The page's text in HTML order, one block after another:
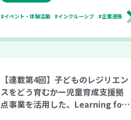
#イベント・体験活動 #インクルーシブ #企業連携
【連載第4回】子どものレジリエン
スをどう育むかー児童育成支援拠
点事業を活用した、Learning for